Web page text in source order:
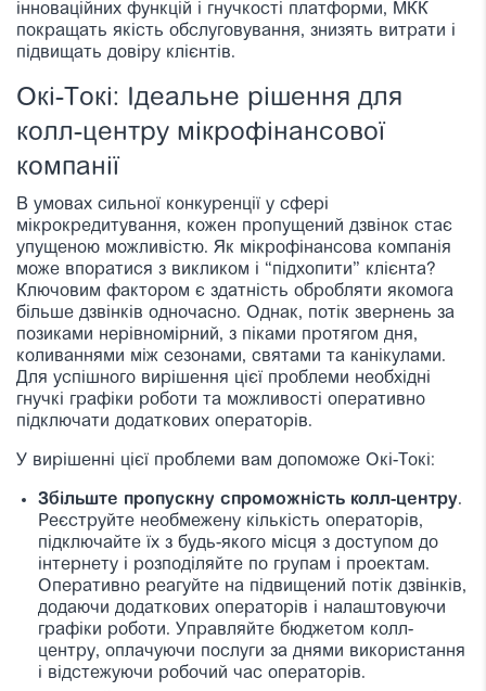
інноваційних функцій і гнучкості платформи, МКК
покращать якість обслуговування, знизять витрати і
підвищать довіру клієнтів.
Окі-Токі: Ідеальне рішення для
колл-центру мікрофінансової
компанії
В умовах сильної конкуренції у сфері
мікрокредитування, кожен пропущений дзвінок стає
упущеною можливістю. Як мікрофінансова компанія
може впоратися з викликом і “підхопити” клієнта?
Ключовим фактором є здатність обробляти якомога
більше дзвінків одночасно. Однак, потік звернень за
позиками нерівномірний, з піками протягом дня,
коливаннями між сезонами, святами та канікулами.
Для успішного вирішення цієї проблеми необхідні
гнучкі графіки роботи та можливості оперативно
підключати додаткових операторів.
У вирішенні цієї проблеми вам допоможе Окі-Токі:
Збільште пропускну спроможність колл-центру.
Реєструйте необмежену кількість операторів,
підключайте їх з будь-якого місця з доступом до
інтернету і розподіляйте по групам і проектам.
Оперативно реагуйте на підвищений потік дзвінків,
додаючи додаткових операторів і налаштовуючи
графіки роботи. Управляйте бюджетом колл-
центру, оплачуючи послуги за днями використання
і відстежуючи робочий час операторів.